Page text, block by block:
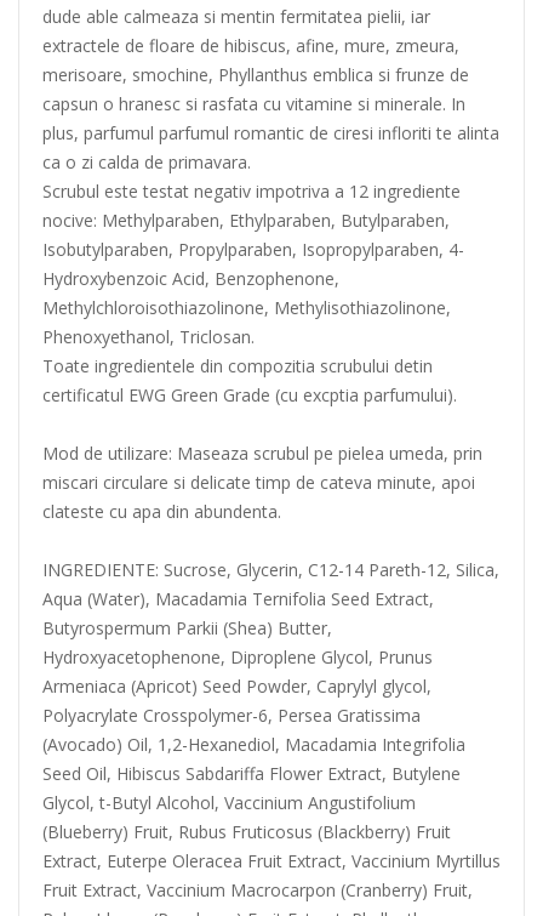
dude able calmeaza si mentin fermitatea pielii, iar
extractele de floare de hibiscus, afine, mure, zmeura,
merisoare, smochine, Phyllanthus emblica si frunze de
capsun o hranesc si rasfata cu vitamine si minerale. In
plus, parfumul parfumul romantic de ciresi infloriti te alinta
ca o zi calda de primavara.
Scrubul este testat negativ impotriva a 12 ingrediente
nocive: Methylparaben, Ethylparaben, Butylparaben,
Isobutylparaben, Propylparaben, Isopropylparaben, 4-
Hydroxybenzoic Acid, Benzophenone,
Methylchloroisothiazolinone, Methylisothiazolinone,
Phenoxyethanol, Triclosan.
Toate ingredientele din compozitia scrubului detin
certificatul EWG Green Grade (cu excptia parfumului).
Mod de utilizare: Maseaza scrubul pe pielea umeda, prin
miscari circulare si delicate timp de cateva minute, apoi
clateste cu apa din abundenta.
INGREDIENTE: Sucrose, Glycerin, C12-14 Pareth-12, Silica,
Aqua (Water), Macadamia Ternifolia Seed Extract,
Butyrospermum Parkii (Shea) Butter,
Hydroxyacetophenone, Diproplene Glycol, Prunus
Armeniaca (Apricot) Seed Powder, Caprylyl glycol,
Polyacrylate Crosspolymer-6, Persea Gratissima
(Avocado) Oil, 1,2-Hexanediol, Macadamia Integrifolia
Seed Oil, Hibiscus Sabdariffa Flower Extract, Butylene
Glycol, t-Butyl Alcohol, Vaccinium Angustifolium
(Blueberry) Fruit, Rubus Fruticosus (Blackberry) Fruit
Extract, Euterpe Oleracea Fruit Extract, Vaccinium Myrtillus
Fruit Extract, Vaccinium Macrocarpon (Cranberry) Fruit,